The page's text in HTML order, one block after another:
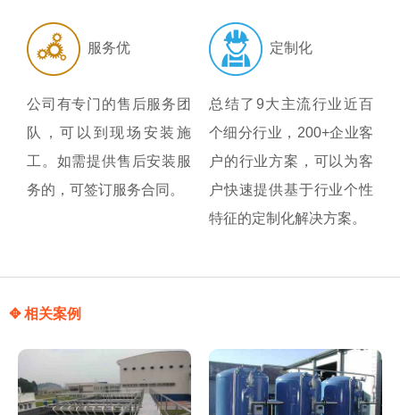
服务优
公司有专门的售后服务团
队，可以到现场安装施
工。如需提供售后安装服
务的，可签订服务合同。
定制化
总结了9大主流行业近百
个细分行业，200+企业客
户的行业方案，可以为客
户快速提供基于行业个性
特征的定制化解决方案。
✥ 相关案例